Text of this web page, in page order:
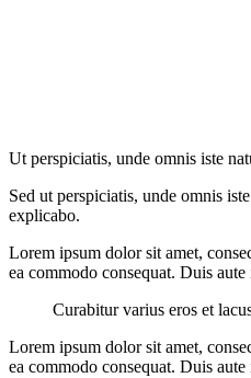
Ut perspiciatis, unde omnis iste
Sed ut perspiciatis, unde omnis
explicabo.
Lorem ipsum dolor sit amet,
ea commodo consequat. Duis
Curabitur varius eros et
Lorem ipsum dolor sit amet,
ea commodo consequat. Duis